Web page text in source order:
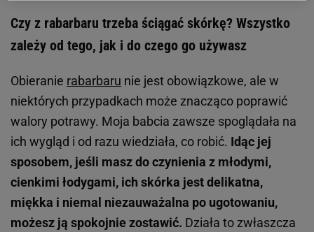
Czy z rabarbaru trzeba ściągać skórkę? Wszystko
zależy od tego, jak i do czego go używasz
Obieranie rabarbaru nie jest obowiązkowe, ale w
niektórych przypadkach może znacząco poprawić
walory potrawy. Moja babcia zawsze spoglądała na
ich wygląd i od razu wiedziała, co robić. Idąc jej
sposobem, jeśli masz do czynienia z młodymi,
cienkimi łodygami, ich skórka jest delikatna,
miękka i niemal niezauważalna po ugotowaniu,
możesz ją spokojnie zostawić. Działa to zwłaszcza